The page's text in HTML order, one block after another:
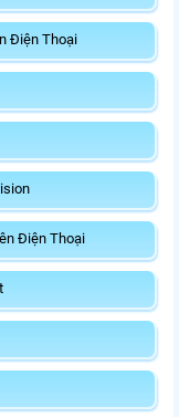
Điện Thoại
Điện Thoại